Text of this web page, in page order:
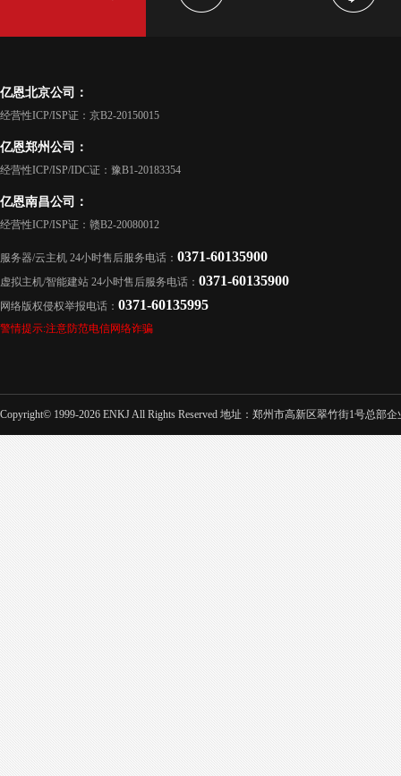
亿恩北京公司：
经营性ICP/ISP证：京B2-20150015
亿恩郑州公司：
经营性ICP/ISP/IDC证：豫B1-20183354
亿恩南昌公司：
经营性ICP/ISP证：赣B2-20080012
服务器/云主机 24小时售后服务电话： 0371-60135900
虚拟主机/智能建站 24小时售后服务电话： 0371-60135900
网络版权侵权举报电话： 0371-60135995
警情提示:注意防范电信网络诈骗
Copyright© 1999-2026 ENKJ All Rights Reserved 地址：郑州市高新区翠竹街1号